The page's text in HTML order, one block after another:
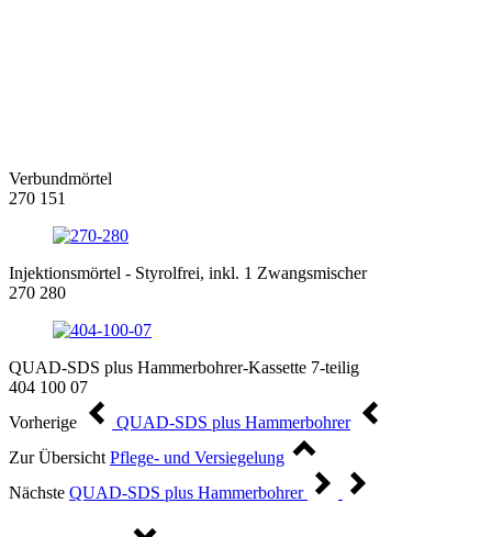
Verbundmörtel
270 151
Injektionsmörtel - Styrolfrei, inkl. 1 Zwangsmischer
270 280
QUAD-SDS plus Hammerbohrer-Kassette 7-teilig
404 100 07
Vorherige
QUAD-SDS plus Hammerbohrer
Zur Übersicht Pflege- und Versiegelung
Nächste QUAD-SDS plus Hammerbohrer